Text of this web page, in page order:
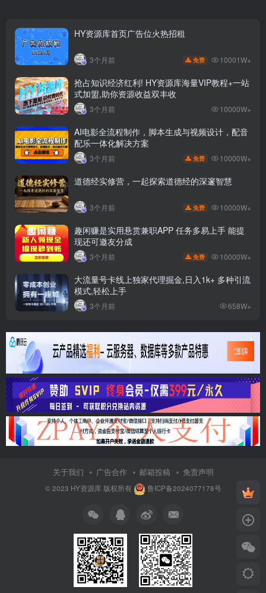
HY资源库首页广告位火热招租
3个月前 免费 10001W+
抢占知识经济红利! HY资源库海量VIP教程+一站
式加盟,助你资源收益双丰收
3个月前 10000W+
AI电影全流程制作，脚本生成与视频设计，配音
配乐一体化解决方案
3个月前 免费 10000W+
道德经实修营，一起探索道德经的深邃智慧
3个月前 免费 10000W+
趣闲赚是实用悬赏兼职APP 任务多易上手 能提
现还可邀友分成
3个月前 免费 10000W+
大流量号卡线上独家代理掘金,日入1k+ 多种引流
模式,轻松上手
3个月前 658W+
关于我们 广告合作 邮箱投稿 免责声明
© 2023 HY资源库版权所有 鲁ICP备2024077178号